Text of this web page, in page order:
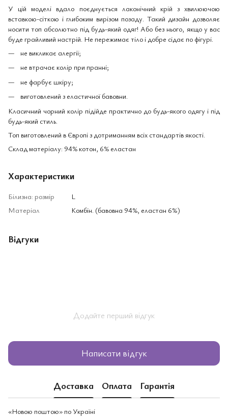
У цій моделі вдало поєднується лаконічний крій з хвилюючою
вставкою-сіткою і глибоким вирізом позаду. Такий дизайн дозволяє
носити топ абсолютно під будь-який одяг! Або без нього, якщо у вас
буде грайливий настрій. Не пережимає тіло і добре сідає по фігурі.
не викликає алергії;
не втрачає колір при пранні;
не фарбує шкіру;
виготовлений з еластичної бавовни.
Класичний чорний колір підійде практично до будь-якого одягу і під
будь-який стиль.
Топ виготовлений в Європі з дотриманням всіх стандартів якості.
Склад матеріалу: 94% котон, 6% еластан
Характеристики
Білизна: розмір
L
Матеріал
Комбін. (бавовна 94%, еластан 6%)
Відгуки
Додайте перший відгук
Написати відгук
Доставка Оплата Гарантія
«Новою поштою» по Україні